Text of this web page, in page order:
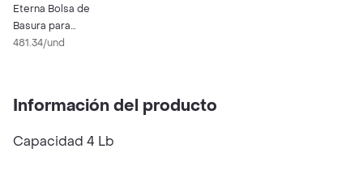
Eterna Bolsa de
Basura para
Apartamento
481.34/und
Información del producto
Capacidad 4 Lb